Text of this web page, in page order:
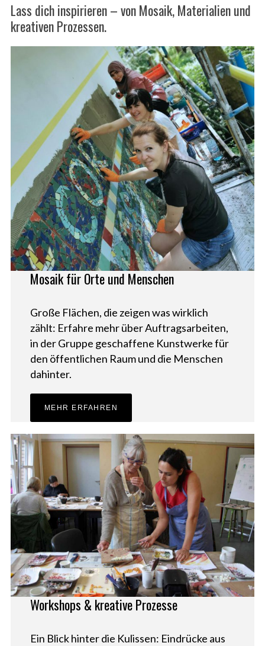
Lass dich inspirieren – von Mosaik, Materialien und
kreativen Prozessen.
Mosaik für Orte und Menschen
Große Flächen, die zeigen was wirklich
zählt: Erfahre mehr über Auftragsarbeiten,
in der Gruppe geschaffene Kunstwerke für
den öffentlichen Raum und die Menschen
dahinter.
MEHR ERFAHREN
Workshops & kreative Prozesse
Ein Blick hinter die Kulissen: Eindrücke aus
a
r
c
h
f
o
r
: